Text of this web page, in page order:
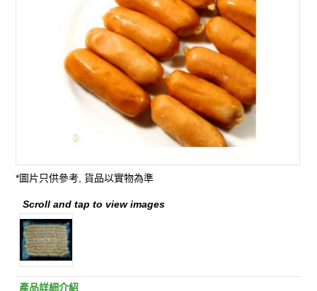
*圖片只供參考, 貨品以實物為準
Scroll and tap to view images
產品詳細介紹